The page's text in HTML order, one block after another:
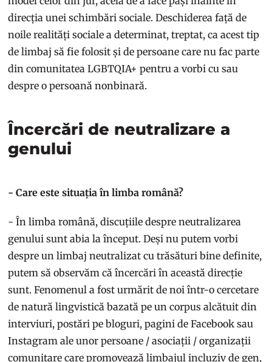
direcția unei schimbări sociale. Deschiderea față de
noile realități sociale a determinat, treptat, ca acest tip
de limbaj să fie folosit și de persoane care nu fac parte
din comunitatea LGBTQIA+ pentru a vorbi cu sau
despre o persoană nonbinară.
Încercări de neutralizare a
genului
- Care este situația în limba română?
- În limba română, discuțiile despre neutralizarea
genului sunt abia la început. Deși nu putem vorbi
despre un limbaj neutralizat cu trăsături bine definite,
putem să observăm că încercări în această direcție
sunt. Fenomenul a fost urmărit de noi într-o cercetare
de natură lingvistică bazată pe un corpus alcătuit din
interviuri, postări pe bloguri, pagini de Facebook sau
Instagram ale unor persoane / asociații / organizații
comunitare care promovează limbajul incluziv de gen,